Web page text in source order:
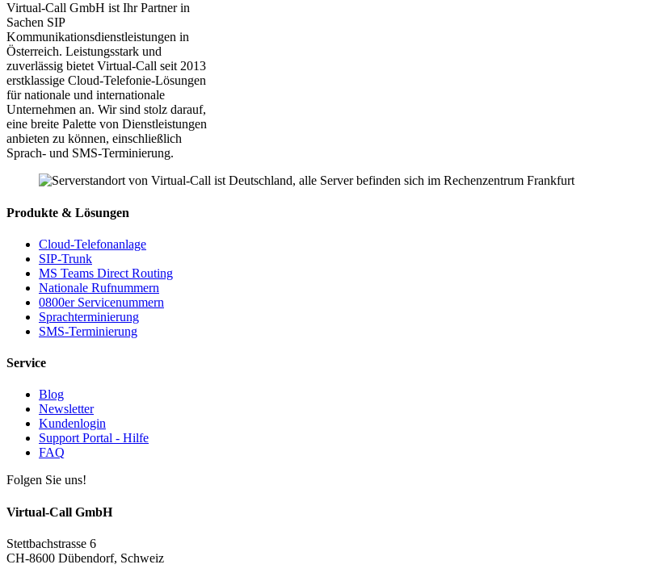
Virtual-Call GmbH ist Ihr Partner in
Sachen SIP
Kommunikationsdienstleistungen in
Österreich. Leistungsstark und
zuverlässig bietet Virtual-Call seit 2013
erstklassige Cloud-Telefonie-Lösungen
für nationale und internationale
Unternehmen an. Wir sind stolz darauf,
eine breite Palette von Dienstleistungen
anbieten zu können, einschließlich
Sprach- und SMS-Terminierung.
Produkte & Lösungen
Cloud-Telefonanlage
SIP-Trunk
MS Teams Direct Routing
Nationale Rufnummern
0800er Servicenummern
Sprachterminierung
SMS-Terminierung
Service
Blog
Newsletter
Kundenlogin
Support Portal - Hilfe
FAQ
Folgen Sie uns!
Virtual-Call GmbH
Stettbachstrasse 6
CH-8600 Dübendorf, Schweiz